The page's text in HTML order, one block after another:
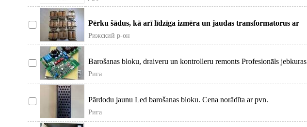
Pērku šādus, kā arī līdzīga izmēra un jaudas transformatorus ar
pakavveida serdi un jaud
Рижский р-он
Barošanas bloku, draiveru un kontrolleru remonts Profesionāls jebkuras
sarežģītības e
Рига
Pārdodu jaunu Led barošanas bloku. Cena norādīta ar pvn.
Рига